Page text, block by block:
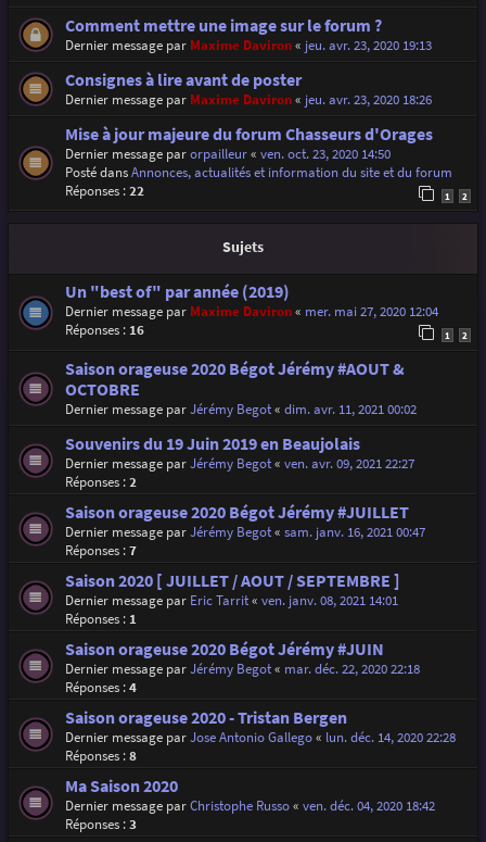
Comment mettre une image sur le forum ?
Dernier message par Maxime Daviron« jeu. avr. 23, 2020 19:13
Consignes à lire avant de poster
Dernier message par Maxime Daviron« jeu. avr. 23, 2020 18:26
Mise à jour majeure du forum Chasseurs d'Orages
Dernier message parorpailleur« ven. oct. 23, 2020 14:50
Posté dansAnnonces, actualités et information du site et du forum
Réponses :22 1 2
Sujets
Un "best of" par année (2019)
Dernier message par Maxime Daviron« mer. mai 27, 2020 12:04
Réponses : 16 1 2
Saison orageuse 2020 Bégot Jérémy #AOUT &
OCTOBRE
Dernier message parJérémy Begot« dim. avr. 11, 2021 00:02
Souvenirs du 19 Juin 2019 en Beaujolais
Dernier message parJérémy Begot« ven. avr. 09, 2021 22:27
Réponses :2
Saison orageuse 2020 Bégot Jérémy #JUILLET
Dernier message parJérémy Begot« sam. janv. 16, 2021 00:47
Réponses :7
Saison 2020 [ JUILLET / AOUT / SEPTEMBRE ]
Dernier message par Eric Tarrit« ven. janv. 08, 2021 14:01
Réponses : 1
Saison orageuse 2020 Bégot Jérémy #JUIN
Dernier message parJérémy Begot« mar. déc. 22, 2020 22:18
Réponses :4
Saison orageuse 2020 - Tristan Bergen
Dernier message parJose Antonio Gallego« lun. déc. 14, 2020 22:28
Réponses :8
Ma Saison 2020
Dernier message parChristophe Russo« ven. déc. 04, 2020 18:42
Réponses :3